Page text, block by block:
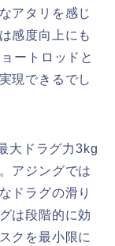
アタリを感じ
感度向上にも
ートロッドと
現できるでし
大ドラグ力3kg
アジングでは
ドラグの滑り
は段階的に効
クを最小限に